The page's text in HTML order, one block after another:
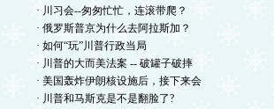
· 川习会--匆匆忙忙，连滚带爬？
· 俄罗斯普京为什么去阿拉斯加？
· 如何“玩”川普行政当局
· 川普的大而美法案 -- 破罐子破摔
· 美国轰炸伊朗核设施后，接下来会
· 川普和马斯克是不是翻脸了?